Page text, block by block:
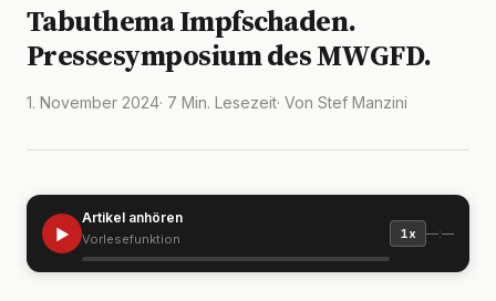
Tabuthema Impfschaden.
Pressesymposium des MWGFD.
1. November 2024· 7 Min. Lesezeit· Von Stef Manzini
▶
Artikel anhören
Vorlesefunktion 1x —:—